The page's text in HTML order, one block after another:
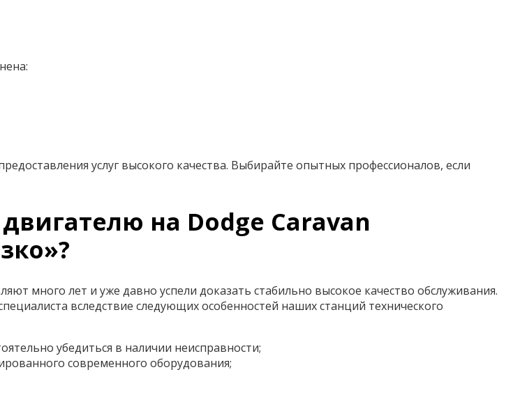
услуг высокого качества. Выбирайте опытных профессионалов, если
на Dodge Caravan
много лет и уже давно успели доказать стабильно высокое качество обслуживания.
вследствие следующих особенностей наших станций технического
убедиться в наличии неисправности;
современного оборудования;